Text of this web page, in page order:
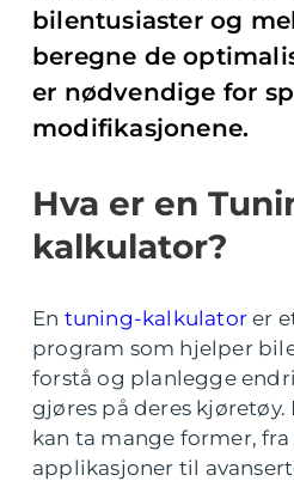
bilentusiaster og
beregne de
er nødvendige for
modifikasjonene.
Hva er en
kalkulator?
En tuning-kalkulator er
program som hjelper
forstå og planlegge
gjøres på deres
kan ta mange former,
applikasjoner til